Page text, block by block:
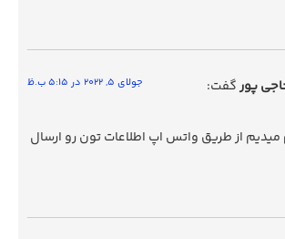
پورگفت: جولای 5, 2022 در 5:15 ب.ظ
میدیم از طریق واتس اپ اطلاعات تون رو ارسال